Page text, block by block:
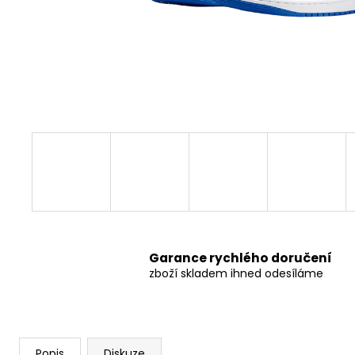
Garance rychlého doručení
zboží skladem ihned odesíláme